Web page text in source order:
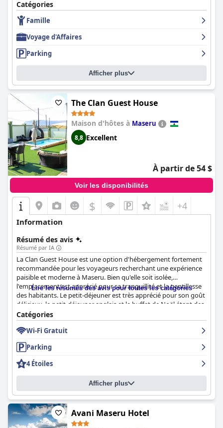
Catégories
Famille
Voyage d'Affaires
Parking
Afficher plus
The Clan Guest House
Maison d'hôtes à Maseru
8,8 Excellent
À partir de 54 $
Voir les disponibilités
$ +4
Information
Résumé des avis
Résumé par IA
La Clan Guest House est une option d'hébergement fortement
recommandée pour les voyageurs recherchant une expérience
paisible et moderne à Maseru. Bien qu'elle soit isolée,
l'emplacement est apprécié pour sa tranquillité et la gentillesse
des habitants. Le petit-déjeuner est très apprécié pour son goût
délicieux, le petit-déjeuner anglais et le buffet de Noël étant des
options exceptionnelles. Les chambres sont élégantes, propres
et confortables avec des équipements tels que la climatisation
et des fournitures essentielles. Le personnel est exceptionnel,
les clients louant leur professionnalisme, leur gentillesse et leur
nature accommodante. L'hôtel est décrit comme une oasis à
Maseru, offrant un excellent rapport qualité-prix. Dans
l'ensemble, la Clan Guest House est un choix de premier ordre
pour les voyageurs recherchant un séjour confortable et
Lire les résumés des avis pour toutes les catégories
Catégories
Wi-Fi Gratuit
Parking
4 Étoiles
Afficher plus
Avani Maseru Hotel